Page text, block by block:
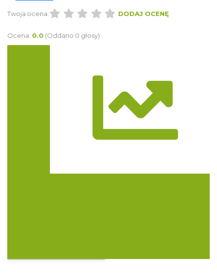
Twoja ocena: DODAJ OCENĘ
Ocena: 0.0 (Oddano 0 głosy)
Trasa